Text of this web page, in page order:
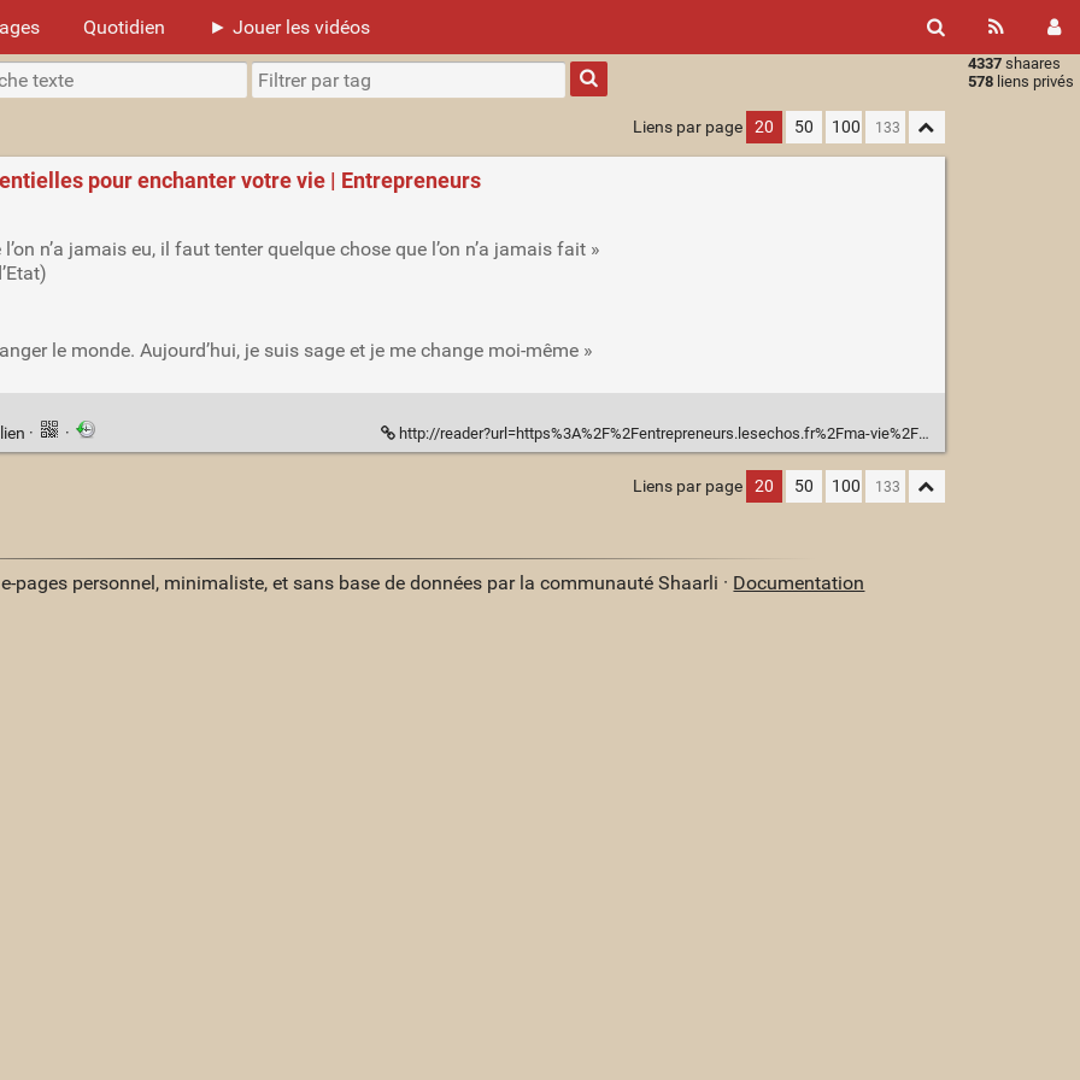
Quotidien ► Jouer les vidéos
4337 shaares
578 liens privés
Type 1 or
more
characters
results.
Liens par page 20 50 100
pour enchanter votre vie | Entrepreneurs
n’a jamais eu, il faut tenter quelque chose que l’on n’a jamais fait »
le monde. Aujourd’hui, je suis sage et je me change moi-même »
· · http://reader?url=https%3A%2F%2Fentrepreneurs.lesechos.fr%2Fma-vie%2Fdeveloppement-personnel%2Fsagesse-et-business-10-citations-essentielles-pour-enchanter-votre-vie-2019910
Liens par page 20 50 100
pages personnel, minimaliste, et sans base de données par la communauté Shaarli · Documentation